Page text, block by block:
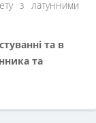
з латунними
та в
та